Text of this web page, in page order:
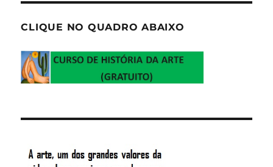
CLIQUE NO QUADRO ABAIXO